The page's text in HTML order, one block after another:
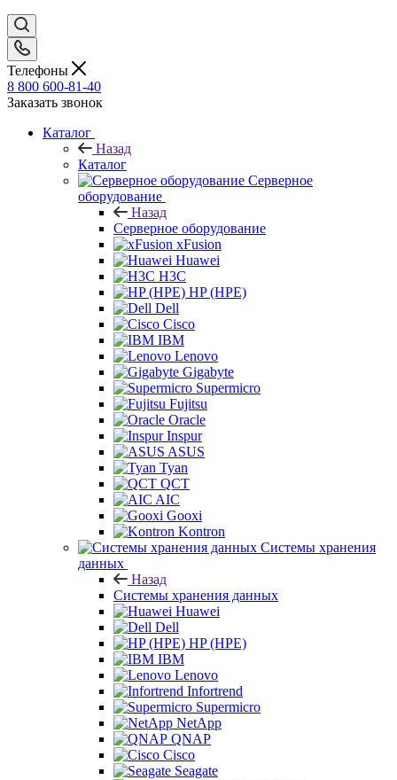
Телефоны
8 800 600-81-40
Заказать звонок
Каталог
Назад
Каталог
Серверное
оборудование
Назад
Серверное оборудование
xFusion
Huawei
H3C
HP (HPE)
Dell
Cisco
IBM
Lenovo
Gigabyte
Supermicro
Fujitsu
Oracle
Inspur
ASUS
Tyan
QCT
AIC
Gooxi
Kontron
Системы хранения
данных
Назад
Системы хранения данных
Huawei
Dell
HP (HPE)
IBM
Lenovo
Infortrend
Supermicro
NetApp
QNAP
Cisco
Seagate